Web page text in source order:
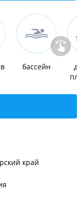
бассейн
край